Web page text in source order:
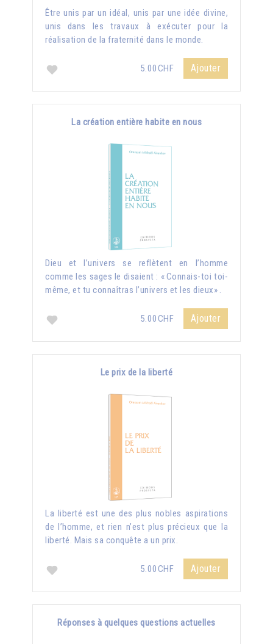
Être unis par un idéal, unis par une idée divine,
unis dans les travaux à exécuter pour la
réalisation de la fraternité dans le monde.
5.00CHF Ajouter
La création entière habite en nous
Dieu et l’univers se reflètent en l’homme
comme les sages le disaient : « Connais-toi toi-
même, et tu connaîtras l’univers et les dieux» .
5.00CHF Ajouter
Le prix de la liberté
La liberté est une des plus nobles aspirations
de l’homme, et rien n’est plus précieux que la
liberté. Mais sa conquête a un prix.
5.00CHF Ajouter
Réponses à quelques questions actuelles